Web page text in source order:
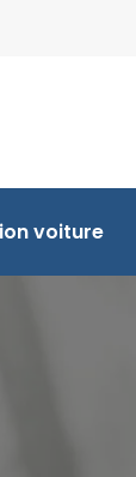
voiture